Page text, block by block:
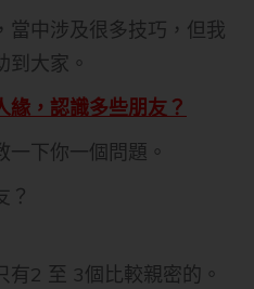
當中涉及很多技巧，但我
大家。
緣，認識多些朋友？
下你一個問題。
？
2 至 3個比較親密的。